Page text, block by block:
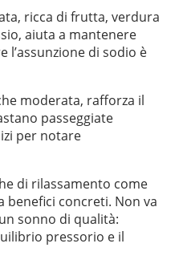
ricca di frutta, verdura
aiuta a mantenere
l’assunzione di sodio è
moderata, rafforza il
passeggiate
per notare
di rilassamento come
benefici concreti. Non va
sonno di qualità:
pressorio e il